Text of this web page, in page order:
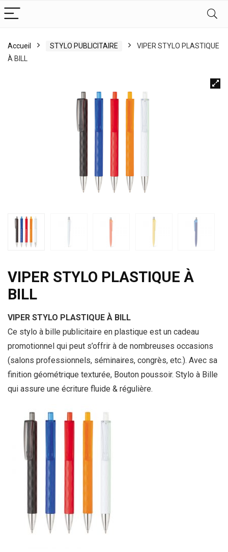
Accueil STYLO PUBLICITAIRE
VIPER STYLO PLASTIQUE
À BILL
VIPER STYLO PLASTIQUE À
BILL
VIPER STYLO PLASTIQUE À BILL
Ce stylo à bille publicitaire en plastique est un cadeau
promotionnel qui peut s’offrir à de nombreuses occasions
(salons professionnels, séminaires, congrès, etc.). Avec sa
finition géométrique texturée, Bouton poussoir. Stylo à Bille
qui assure une écriture fluide & régulière.